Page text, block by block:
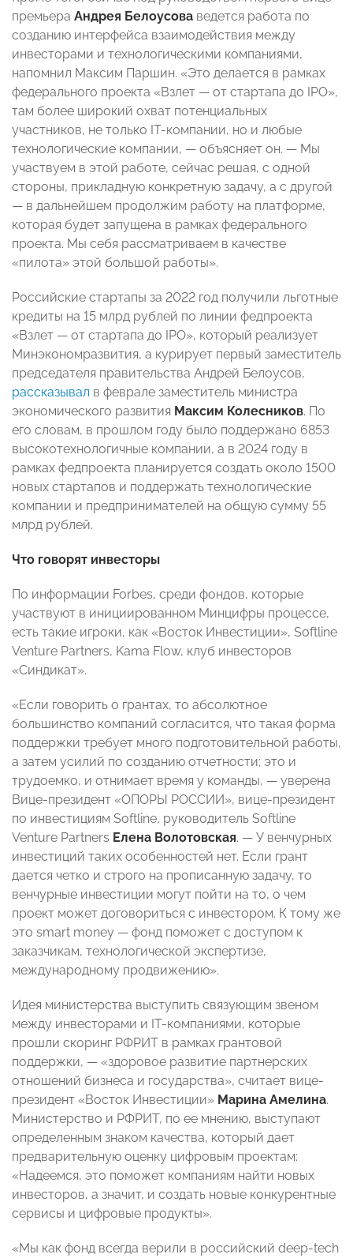
премьера Андрея Белоусова ведется работа по
созданию интерфейса взаимодействия между
инвесторами и технологическими компаниями,
напомнил Максим Паршин. «Это делается в рамках
федерального проекта «Взлет — от стартапа до IPO»,
там более широкий охват потенциальных
участников, не только IT-компании, но и любые
технологические компании, — объясняет он. — Мы
участвуем в этой работе, сейчас решая, с одной
стороны, прикладную конкретную задачу, а с другой
— в дальнейшем продолжим работу на платформе,
которая будет запущена в рамках федерального
проекта. Мы себя рассматриваем в качестве
«пилота» этой большой работы».
Российские стартапы за 2022 год получили льготные
кредиты на 15 млрд рублей по линии федпроекта
«Взлет — от стартапа до IPO», который реализует
Минэкономразвития, а курирует первый заместитель
председателя правительства Андрей Белоусов,
рассказывал в феврале заместитель министра
экономического развития Максим Колесников. По
его словам, в прошлом году было поддержано 6853
высокотехнологичные компании, а в 2024 году в
рамках федпроекта планируется создать около 1500
новых стартапов и поддержать технологические
компании и предпринимателей на общую сумму 55
млрд рублей.
Что говорят инвесторы
По информации Forbes, среди фондов, которые
участвуют в инициированном Минцифры процессе,
есть такие игроки, как «Восток Инвестиции», Softline
Venture Partners, Kama Flow, клуб инвесторов
«Синдикат».
«Если говорить о грантах, то абсолютное
большинство компаний согласится, что такая форма
поддержки требует много подготовительной работы,
а затем усилий по созданию отчетности; это и
трудоемко, и отнимает время у команды, — уверена
Вице-президент «ОПОРЫ РОССИИ», вице-президент
по инвестициям Softline, руководитель Softline
Venture Partners Елена Волотовская. — У венчурных
инвестиций таких особенностей нет. Если грант
дается четко и строго на прописанную задачу, то
венчурные инвестиции могут пойти на то, о чем
проект может договориться с инвестором. К тому же
это smart money — фонд поможет с доступом к
заказчикам, технологической экспертизе,
международному продвижению».
Идея министерства выступить связующим звеном
между инвесторами и IT-компаниями, которые
прошли скоринг РФРИТ в рамках грантовой
поддержки, — «здоровое развитие партнерских
отношений бизнеса и государства», считает вице-
президент «Восток Инвестиции» Марина Амелина.
Министерство и РФРИТ, по ее мнению, выступают
определенным знаком качества, который дает
предварительную оценку цифровым проектам:
«Надеемся, это поможет компаниям найти новых
инвесторов, а значит, и создать новые конкурентные
сервисы и цифровые продукты».
«Мы как фонд всегда верили в российский deep-tech